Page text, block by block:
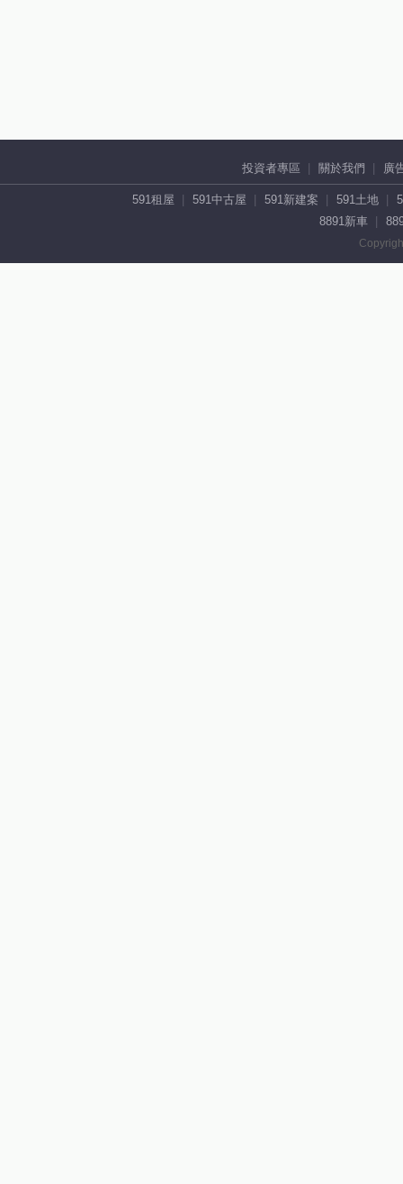
投資者專區 關於我們 廣
591租屋 591中古屋 591新建案 591土地
8891新車